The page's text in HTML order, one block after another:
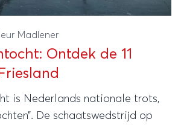
Madlener
Ontdek de 11
is Nederlands nationale trots,
De schaatswedstrijd op